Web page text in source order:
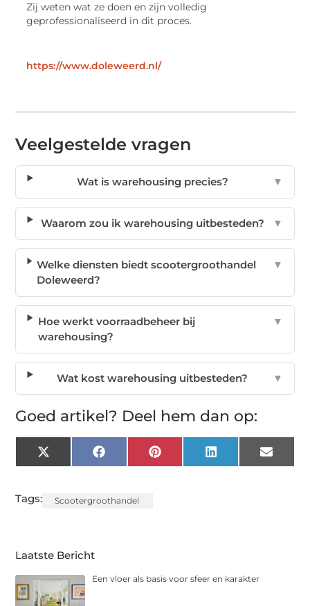
Zij weten wat ze doen en zijn volledig
geprofessionaliseerd in dit proces.
https://www.doleweerd.nl/
Veelgestelde vragen
Wat is warehousing precies? ▼
Waarom zou ik warehousing uitbesteden? ▼
Welke diensten biedt scootergroothandel
Doleweerd?
▼
Hoe werkt voorraadbeheer bij
warehousing?
▼
Wat kost warehousing uitbesteden? ▼
Goed artikel? Deel hem dan op:
X
(Twitter)
FacebookPinterest LinkedIn Email
Tags: Scootergroothandel
Laatste Bericht
Een vloer als basis voor sfeer en karakter